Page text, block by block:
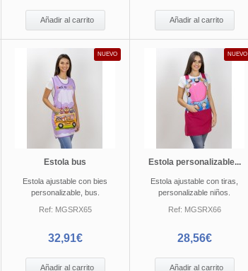
Añadir al carrito Añadir al carrito
NUEVO
Estola bus
Estola ajustable con bies
personalizable, bus.
Ref: MGSRX65
32,91€
Añadir al carrito
NUEVO
Estola personalizable...
Estola ajustable con tiras,
personalizable niños.
Ref: MGSRX66
28,56€
Añadir al carrito